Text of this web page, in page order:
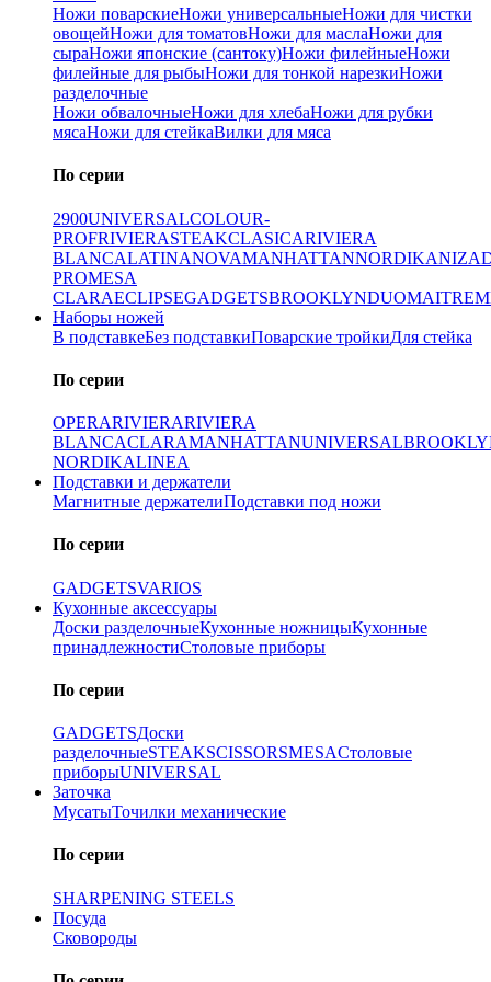
Ножи поварскиеНожи универсальныеНожи для чистки
овощейНожи для томатовНожи для маслаНожи для
сыраНожи японские (сантоку)Ножи филейныеНожи
филейные для рыбыНожи для тонкой нарезкиНожи
разделочные
Ножи обвалочныеНожи для хлебаНожи для рубки
мясаНожи для стейкаВилки для мяса
По серии
2900UNIVERSALCOLOUR-
PROFRIVIERASTEAKCLASICARIVIERA
BLANCALATINANOVAMANHATTANNORDIKANIZA
PROMESA
CLARAECLIPSEGADGETSBROOKLYNDUOMAITRE
Наборы ножей
В подставкеБез подставкиПоварские тройкиДля стейка
По серии
OPERARIVIERARIVIERA
BLANCACLARAMANHATTANUNIVERSAL
NORDIKALINEA
Подставки и держатели
Магнитные держателиПодставки под ножи
По серии
GADGETSVARIOS
Кухонные аксессуары
Доски разделочныеКухонные ножницыКухонные
принадлежностиСтоловые приборы
По серии
GADGETSДоски
разделочныеSTEAKSCISSORSMESAСтоловые
приборыUNIVERSAL
Заточка
МусатыТочилки механические
По серии
SHARPENING STEELS
Посуда
Сковороды